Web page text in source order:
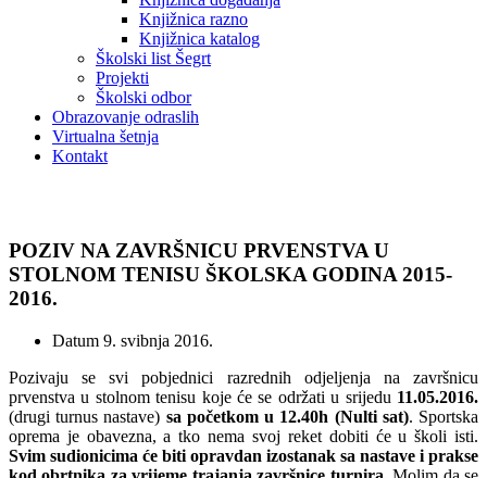
Knjižnica razno
Knjižnica katalog
Školski list Šegrt
Projekti
Školski odbor
Obrazovanje odraslih
Virtualna šetnja
Kontakt
POZIV NA ZAVRŠNICU PRVENSTVA U
STOLNOM TENISU ŠKOLSKA GODINA 2015-
2016.
Datum 9. svibnja 2016.
Pozivaju se svi pobjednici razrednih odjeljenja na završnicu
prvenstva u stolnom tenisu koje će se održati u srijedu 11.05.2016.
(drugi turnus nastave) sa početkom u 12.40h (Nulti sat). Sportska
oprema je obavezna, a tko nema svoj reket dobiti će u školi isti.
Svim sudionicima će biti opravdan izostanak sa nastave i prakse